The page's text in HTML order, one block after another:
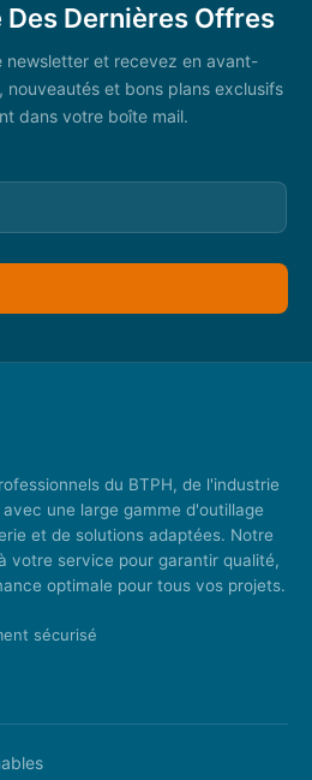
Des Dernières Offres
newsletter et recevez en avant-
nouveautés et bons plans exclusifs
dans votre boîte mail.
du BTPH, de l'industrie
une large gamme d'outillage
et de solutions adaptées. Notre
votre service pour garantir qualité,
optimale pour tous vos projets.
sécurisé